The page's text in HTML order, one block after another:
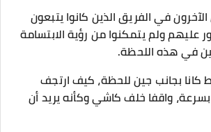
في الفريق الذين كانوا يتبعون
عليهم ولم يتمكنوا من رؤية الابتسامة
في هذه اللحظة.
كانا بجانب جين للحظة، كيف ارتجف
واقفا خلف كاشي وكأنه يريد أن